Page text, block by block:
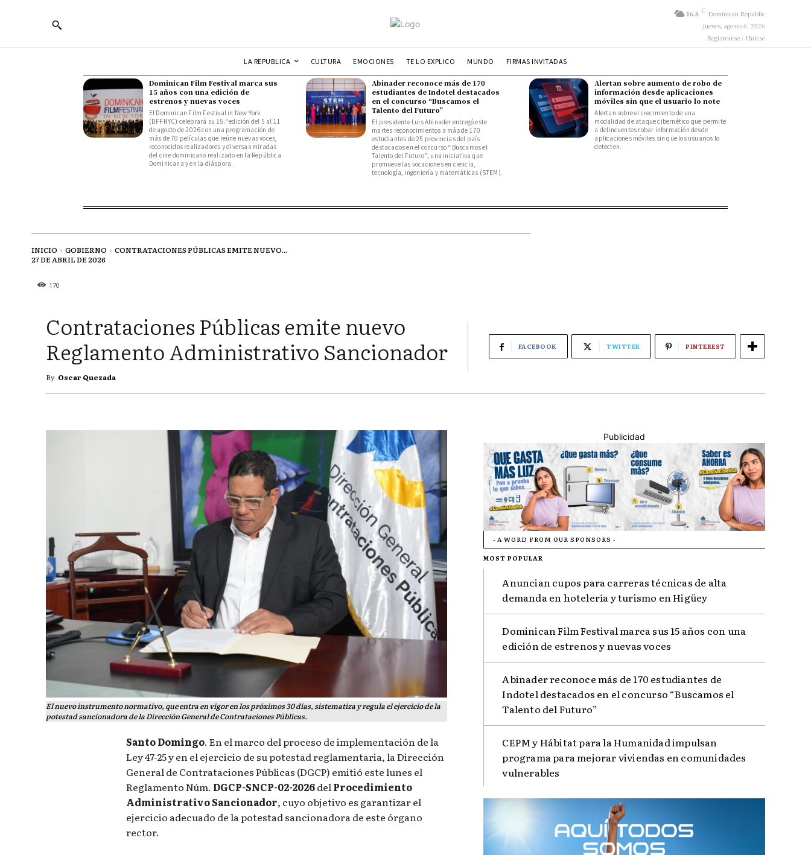
16.8 C Dominican Republic
jueves, agosto 6, 2026
Registrarse / Unirse
LA REPUBLICA CULTURA EMOCIONES TE LO EXPLICO MUNDO FIRMAS INVITADAS
Dominican Film Festival marca sus
15 años con una edición de
estrenos y nuevas voces
El Dominican Film Festival in New York
(DFFNYC) celebrará su 15.ª edición del 5 al 11
de agosto de 2026 con una programación de
más de 70 películas que reúne nuevas voces,
reconocidos realizadores y diversas miradas
del cine dominicano realizado en la República
Dominicana y en la diáspora.
Abinader reconoce más de 170
estudiantes de Indotel destacados
en el concurso “Buscamos el
Talento del Futuro”
El presidente Luis Abinader entregó este
martes reconocimientos a más de 170
estudiantes de 25 provincias del país
destacados en el concurso “Buscamos el
Talento del Futuro”, una iniciativa que
promueve las vocaciones en ciencia,
tecnología, ingeniería y matemáticas (STEM).
Alertan sobre aumento de robo de
información desde aplicaciones
móviles sin que el usuario lo note
Alertan sobre el crecimiento de una
modalidad de ataque cibernético que permite
a delincuentes robar información desde
aplicaciones móviles sin que los usuarios lo
detecten.
INICIO GOBIERNO
CONTRATACIONES PÚBLICAS EMITE NUEVO...
27 DE ABRIL DE 2026
170
Contrataciones Públicas emite nuevo
Reglamento Administrativo Sancionador
By Oscar Quezada
FACEBOOK TWITTER PINTEREST
El nuevo instrumento normativo, que entra en vigor en los próximos 30 días, sistematiza y regula el ejercicio de la
potestad sancionadora de la Dirección General de Contrataciones Públicas.
Santo Domingo. En el marco del proceso de implementación de la
Ley 47-25 y en el ejercicio de su potestad reglamentaria, la Dirección
General de Contrataciones Públicas (DGCP) emitió este lunes el
Reglamento Núm. DGCP-SNCP-02-2026delProcedimiento
Administrativo Sancionador, cuyo objetivo es garantizar el
ejercicio adecuado de la potestad sancionadora de este órgano
rector.
Publicidad
- A WORD FROM OUR SPONSORS -
MOST POPULAR
Anuncian cupos para carreras técnicas de alta
demanda en hotelería y turismo en Higüey
Dominican Film Festival marca sus 15 años con una
edición de estrenos y nuevas voces
Abinader reconoce más de 170 estudiantes de
Indotel destacados en el concurso “Buscamos el
Talento del Futuro”
CEPM y Hábitat para la Humanidad impulsan
programa para mejorar viviendas en comunidades
vulnerables